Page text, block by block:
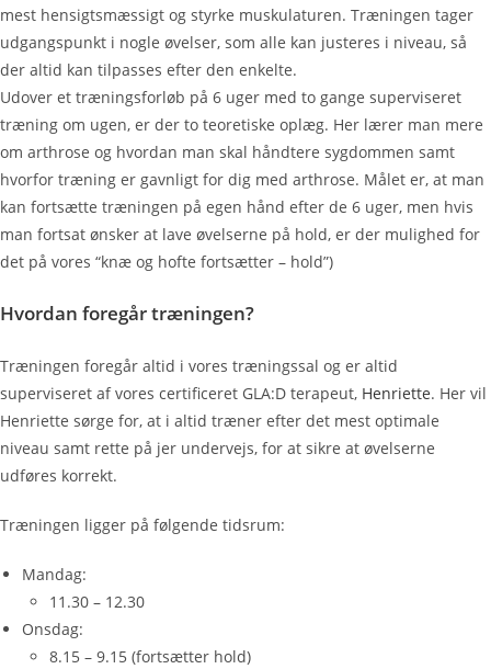
mest hensigtsmæssigt og styrke muskulaturen. Træningen tager
udgangspunkt i nogle øvelser, som alle kan justeres i niveau, så
der altid kan tilpasses efter den enkelte.
Udover et træningsforløb på 6 uger med to gange superviseret
træning om ugen, er der to teoretiske oplæg. Her lærer man mere
om arthrose og hvordan man skal håndtere sygdommen samt
hvorfor træning er gavnligt for dig med arthrose. Målet er, at man
kan fortsætte træningen på egen hånd efter de 6 uger, men hvis
man fortsat ønsker at lave øvelserne på hold, er der mulighed for
det på vores “knæ og hofte fortsætter – hold”)
Hvordan foregår træningen?
Træningen foregår altid i vores træningssal og er altid
superviseret af vores certificeret GLA:D terapeut, Henriette. Her vil
Henriette sørge for, at i altid træner efter det mest optimale
niveau samt rette på jer undervejs, for at sikre at øvelserne
udføres korrekt.
Træningen ligger på følgende tidsrum:
Mandag:
11.30 – 12.30
Onsdag:
8.15 – 9.15 (fortsætter hold)